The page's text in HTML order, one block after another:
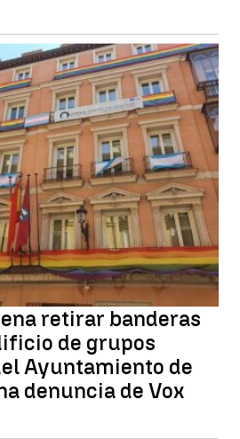
retirar banderas
de grupos
Ayuntamiento de
denuncia de Vox